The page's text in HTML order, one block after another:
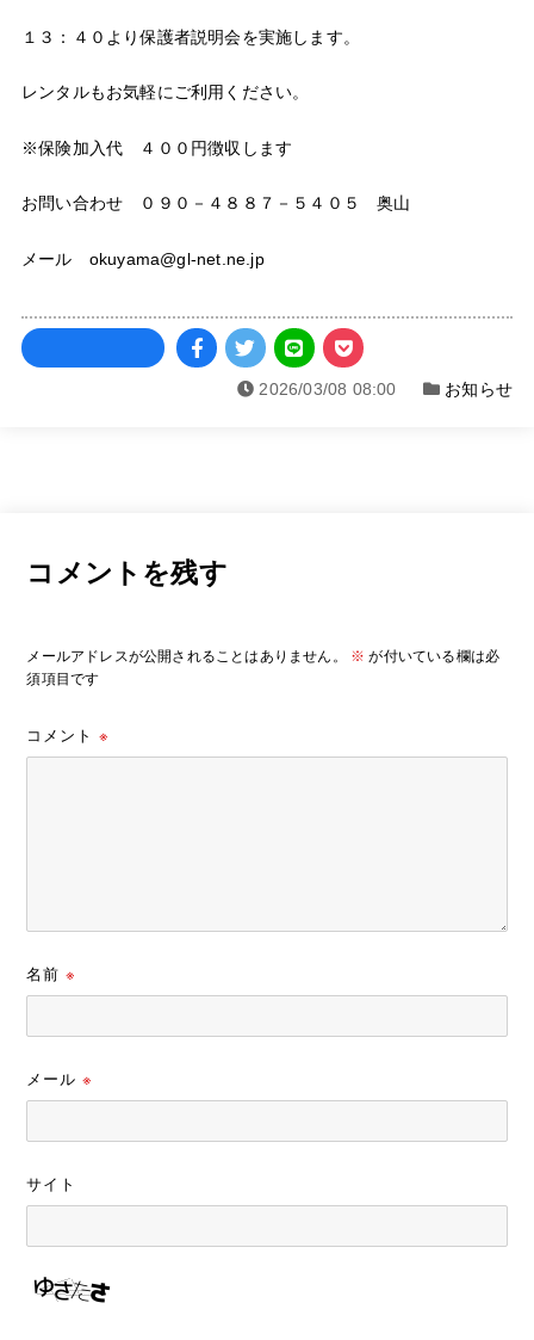
１３：４０より保護者説明会を実施します。
レンタルもお気軽にご利用ください。
※保険加入代 ４００円徴収します
お問い合わせ ０９０－４８８７－５４０５ 奥山
メール okuyama@gl-net.ne.jp
2026/03/08 08:00 お知らせ
コメントを残す
メールアドレスが公開されることはありません。 ※ が付いている欄は必
須項目です
コメント※
名前※
メール※
サイト